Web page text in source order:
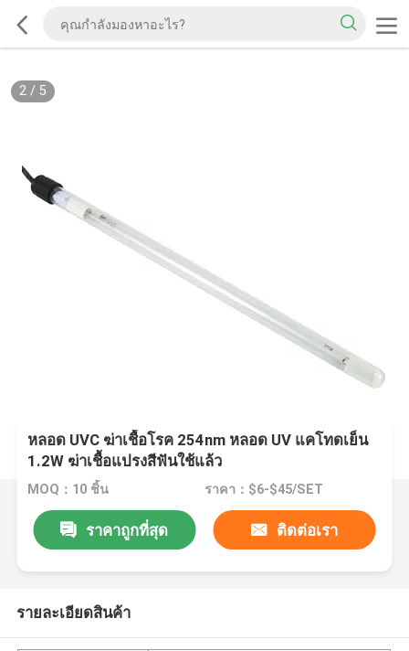
2/ 5
หลอด UVC ฆ่าเชื้อโรค 254nm หลอด UV แคโทดเย็น
1.2W ฆ่าเชื้อแปรงสีฟันใช้แล้ว
MOQ：10 ชิ้น ราคา：$6-$45/SET
ราคาถูกที่สุด ติดต่อเรา
รายละเอียดสินค้า